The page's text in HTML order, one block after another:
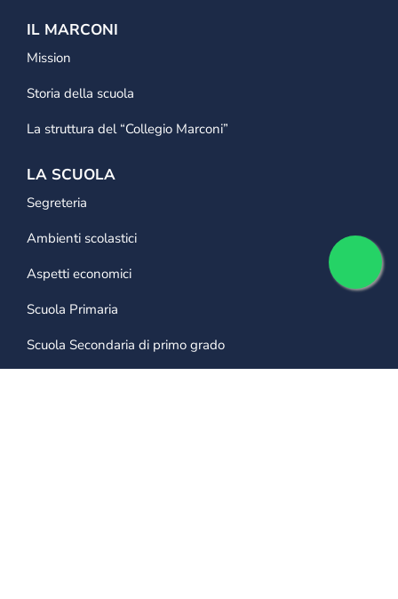
IL MARCONI
Mission
Storia della scuola
La struttura del “Collegio Marconi”
LA SCUOLA
Segreteria
Ambienti scolastici
Aspetti economici
Scuola Primaria
Scuola Secondaria di primo grado